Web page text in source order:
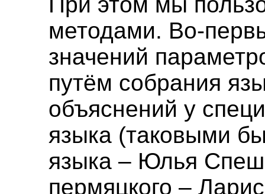
методами. Во-
значений
путём собрания
объяснений у
языка (таковыми
языка – Юлья
пермяцкого –